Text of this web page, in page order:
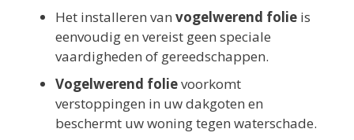
Het installeren van vogelwerend folie is
eenvoudig en vereist geen speciale
vaardigheden of gereedschappen.
Vogelwerend folievoorkomt
verstoppingen in uw dakgoten en
beschermt uw woning tegen waterschade.